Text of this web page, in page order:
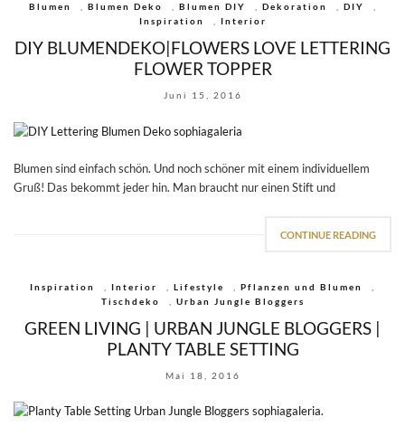
Blumen , Blumen Deko , Blumen DIY , Dekoration , DIY
,
Inspiration
, Interior
DIY BLUMENDEKO|FLOWERS LOVE LETTERING
FLOWER TOPPER
Juni 15, 2016
Blumen sind einfach schön. Und noch schöner mit einem individuellem
Gruß! Das bekommt jeder hin. Man braucht nur einen Stift und
CONTINUE READING
Inspiration Interior Lifestyle Pflanzen und Blumen
Tischdeko
Urban Jungle Bloggers
GREEN LIVING | URBAN JUNGLE BLOGGERS |
PLANTY TABLE SETTING
Mai 18, 2016